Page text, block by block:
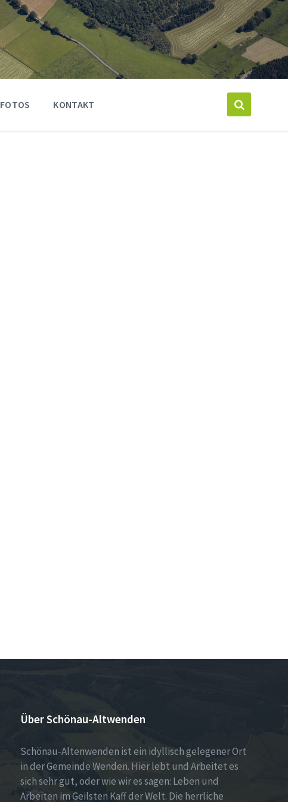
FOTOS KONTAKT
Über Schönau-Altwenden
Schönau-Altenwenden ist ein idyllisch gelegener Ort
in der Gemeinde Wenden. Hier lebt und Arbeitet es
sich sehr gut, oder wie wir es sagen: Leben und
Arbeiten im Geilsten Kaff der Welt. Die herrliche